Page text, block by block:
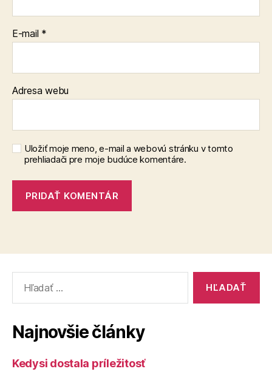
E-mail *
Adresa webu
Uložiť moje meno, e-mail a webovú stránku v tomto
prehliadači pre moje budúce komentáre.
Najnovšie články
Kedysi dostala príležitosť